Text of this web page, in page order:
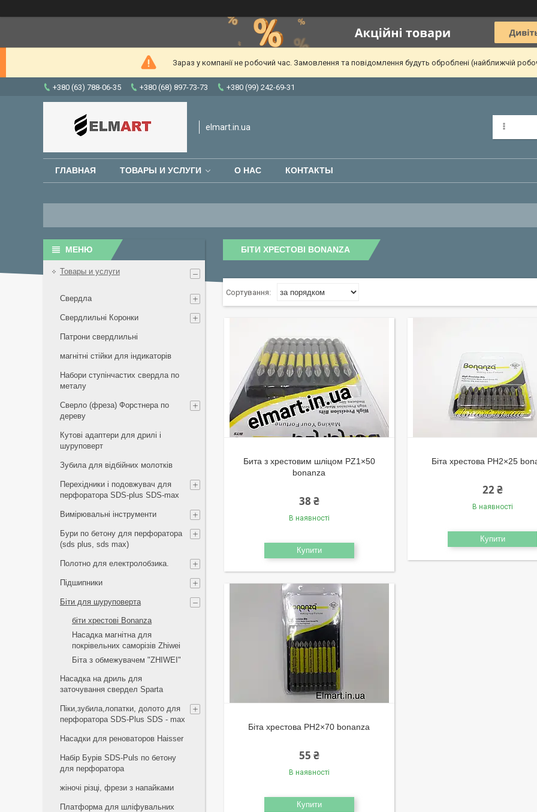
Зараз у компанії не робочий час. Замовлення та повідомлення будуть оброблені (найближчій
+380 (63) 788-06-35 +380 (68) 897-73-73 +380 (99) 242-69-31
elmart.in.ua
ГЛАВНАЯ ТОВАРЫ И УСЛУГИ О НАС КОНТАКТЫ
БІТИ ХРЕСТОВІ BONANZA
Бита з хрестовим шліцом PZ1×50
bonanza
38 ₴
В наявності
Купити
Біта хрестова PH2×25
22 ₴
В наявності
Купити
Біта хрестова PH2×70 bonanza
55 ₴
В наявності
Купити
Товары и услуги
Свердла
Свердлильні Коронки
Патрони свердлильні
магнітні стійки для індикаторів
Набори ступінчастих свердла по
металу
Сверло (фреза) Форстнера по
дереву
Кутові адаптери для дрилі і
шуруповерт
Зубила для відбійних молотків
Перехідники і подовжувач для
перфоратора SDS-plus SDS-max
Вимірювальні інструменти
Бури по бетону для перфоратора
(sds plus, sds max)
Полотно для електролобзика.
Підшипники
Біти для шуруповерта
біти хрестові Bonanza
Насадка магнітна для
покрівельних саморізів Zhiwei
Біта з обмежувачем "ZHIWEI"
Насадка на дриль для
заточування свердел Sparta
Піки,зубила,лопатки, долото для
перфоратора SDS-Plus SDS - max
Насадки для реноваторов Haisser
Набір Бурів SDS-Puls по бетону
для перфоратора
жіночі різці, фрези з напайками
Платформа для шліфувальних